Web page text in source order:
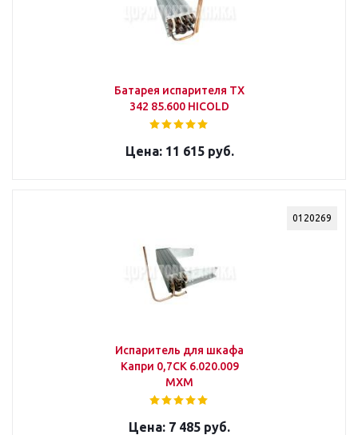
Батарея испарителя ТХ
342 85.600 HICOLD
11 615 руб.
0120269
Испаритель для шкафа
Капри 0,7СК 6.020.009
МХМ
7 485 руб.